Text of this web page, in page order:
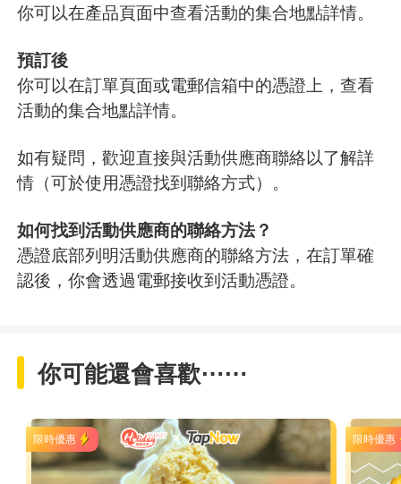
你可以在產品頁面中查看活動的集合地點詳情。
預訂後
你可以在訂單頁面或電郵信箱中的憑證上，查看
活動的集合地點詳情。
如有疑問，歡迎直接與活動供應商聯絡以了解詳
情（可於使用憑證找到聯絡方式）。
如何找到活動供應商的聯絡方法？
憑證底部列明活動供應商的聯絡方法，在訂單確
認後，你會透過電郵接收到活動憑證。
你可能還會喜歡⋯⋯
限時優惠 限時優惠